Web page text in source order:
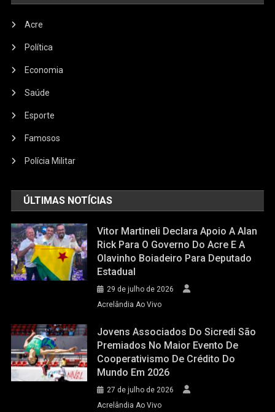
Acre
Política
Economia
Saúde
Esporte
Famosos
Polícia Militar
ÚLTIMAS NOTÍCIAS
Vitor Martineli Declara Apoio A Alan
Rick Para O Governo Do Acre E A
Olavinho Boiadeiro Para Deputado
Estadual
29 de julho de 2026
Acrelândia Ao Vivo
Jovens Associados Do Sicredi São
Premiados No Maior Evento De
Cooperativismo De Crédito Do
Mundo Em 2026
27 de julho de 2026
Acrelândia Ao Vivo